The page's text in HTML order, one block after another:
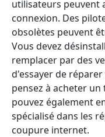
utilisateurs peuvent
connexion. Des
obsolètes peuvent
Vous devez
remplacer par des
d'essayer de
pensez à acheter
pouvez également
spécialisé dans les
coupure internet.